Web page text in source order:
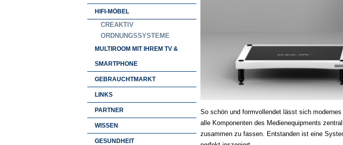
HIFI-MÖBEL
CREAKTIV
ORDNUNGSSYSTEME
MULTIROOM MIT IHREM TV &
SMARTPHONE
GEBRAUCHTMARKT
LINKS
PARTNER
WISSEN
GESUNDHEIT
So schön und formvollendet lässt sich
alle Komponenten des Medienequipments
zusammen zu fassen. Entstanden ist eine